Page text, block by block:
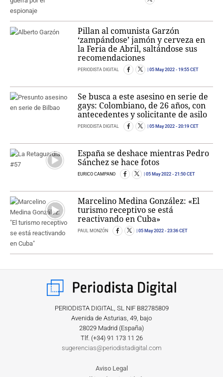
Pillan al comunista Garzón
‘zampándose’ jamón y cerveza en
la Feria de Abril, saltándose sus
recomendaciones
PERIODISTA DIGITAL 05 May 2022 - 19:55 CET
Se busca a este asesino en serie de
gays: Colombiano, de 26 años, con
antecedentes y solicitante de asilo
PERIODISTA DIGITAL 05 May 2022 - 20:19 CET
España se deshace mientras Pedro
Sánchez se hace fotos
EURICO CAMPANO 05 May 2022 - 21:50 CET
Marcelino Medina González: «El
turismo receptivo se está
reactivando en Cuba»
PAUL MONZÓN 05 May 2022 - 23:36 CET
PERIODISTA DIGITAL, SL NIF B82785809
Avenida de Asturias, 49, bajo
28029 Madrid (España)
Tlf. (+34) ‎91 173 11 26
sugerencias@periodistadigital.com
Aviso Legal